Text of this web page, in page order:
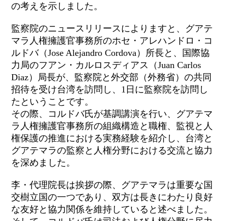
の考えを示しました。
監察院のニュースリリースによりますと、グアテ
マラ人権擁護官事務所のホセ・アレハンドロ・コ
ルドバ（Jose Alejandro Cordova）所長と、国際協
力局のフアン・カルロスディアス（Juan Carlos
Diaz）局長が、監察院と外交部（外務省）の共同
招待を受け台湾を訪問し、1日に監察院を訪問し
たということです。
その際、コルドバ氏が基調講演を行い、グアテマ
ラ人権擁護官事務所の組織構造と職権、監視と人
権保護の推進における実務経験を紹介し、台湾と
グアテマラの監察と人権分野における交流と協力
を深めました。
李・代理院長は挨拶の際、グアテマラは重要な国
交樹立国の一つであり、双方は長きにわたり良好
な友好と協力関係を維持していると述べました。